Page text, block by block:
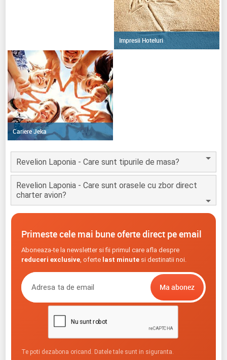
Impresii Hoteluri
Cariere Jeka
Revelion Laponia - Care sunt tipurile de masa?
Revelion Laponia - Care sunt orasele cu zbor direct
charter avion?
Primeste cele mai bune oferte direct pe email
Aboneaza-te la newsletter si fii primul care afla despre
reduceri exclusive, oferte last minutesi destinatii noi.
Te poti dezabona oricand. Datele tale sunt in siguranta.